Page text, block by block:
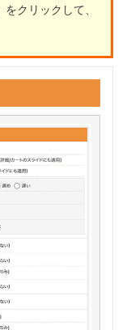
をクリックして、